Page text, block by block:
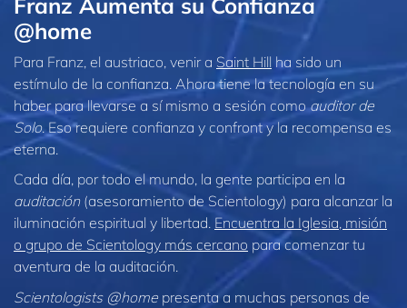
@home
Para Franz, el austriaco, venir a Saint Hill ha sido un
estímulo de la confianza. Ahora tiene la tecnología en su
haber para llevarse a sí mismo a sesión comoauditor de
Solo. Eso requiere confianza y confront y la recompensa es
eterna.
Cada día, por todo el mundo, la gente participa en la
auditación(asesoramiento de Scientology) para alcanzar la
iluminación espiritual y libertad. Encuentra la Iglesia, misión
o grupo de Scientology más cercano para comenzar tu
aventura de la auditación.
Scientologists @home presenta a muchas personas de